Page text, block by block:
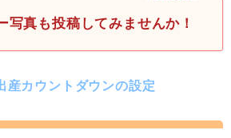
写真も投稿してみませんか！
産カウントダウンの設定